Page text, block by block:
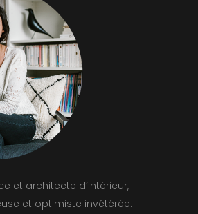
et architecte d’intérieur,
et optimiste invétérée.